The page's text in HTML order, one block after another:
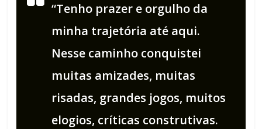
“Tenho prazer e orgulho da
minha trajetória até aqui.
Nesse caminho conquistei
muitas amizades, muitas
risadas, grandes jogos, muitos
elogios, críticas construtivas.